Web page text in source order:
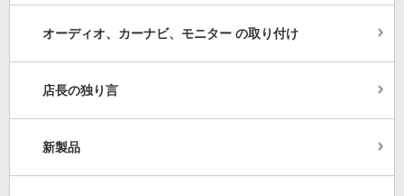
オーディオ、カーナビ、モニター の取り付け
店長の独り言
新製品